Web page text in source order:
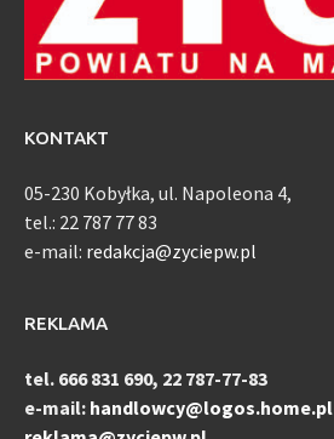
KONTAKT
05-230 Kobyłka, ul. Napoleona 4,
tel.: 22 787 77 83
e-mail: redakcja@zyciepw.pl
REKLAMA
tel. 666 831 690, 22 787-77-83
e-mail: handlowcy@logos.home.pl